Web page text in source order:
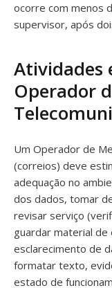
ocorre com menos
supervisor, após
Atividades
Operador
Um Operador de
(correios) deve
adequação no
dos dados, tomar
revisar serviço
guardar material
esclarecimento de
formatar texto,
estado de